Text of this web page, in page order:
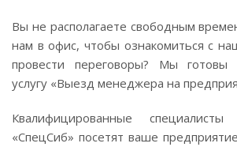
Вы не располагаете свободным
нам в офис, чтобы ознакомиться с
провести переговоры? Мы
услугу «Выезд менеджера на
Квалифицированные
«СпецСиб» посетят ваше